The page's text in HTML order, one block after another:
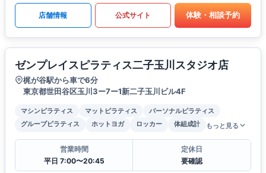
店舗情報 公式サイト 体験・相談予約
ゼンプレイスピラティス二子玉川スタジオ店
梶が谷駅から車で6分
東京都世田谷区玉川3ー7ー1新二子玉川ビル4F
マシンピラティス マットピラティス
パーソナルピラティス
グループピラティス
ホットヨガ ロッカー 体組成計 もっと見る
営業時間
平日 7:00〜20:45
定休日
要確認